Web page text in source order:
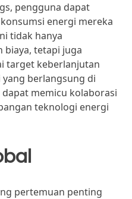
pengguna dapat
energi mereka
tidak hanya
biaya, tetapi juga
target keberlanjutan
berlangsung di
dapat memicu kolaborasi
teknologi energi
pertemuan penting